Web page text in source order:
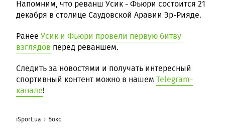
Напомним, что реванш Усик - Фьюри состоится 21
декабря в столице Саудовской Аравии Эр-Рияде.
Ранее Усик и Фьюри провели первую битву
взглядов перед реваншем.
Следить за новостями и получать интересный
спортивный контент можно в нашем Telegram-
канале!
iSport.ua Бокс